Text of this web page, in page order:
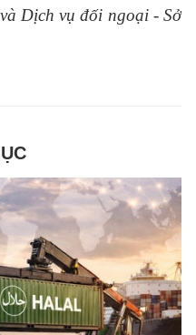
Dịch vụ đối ngoại - Sở